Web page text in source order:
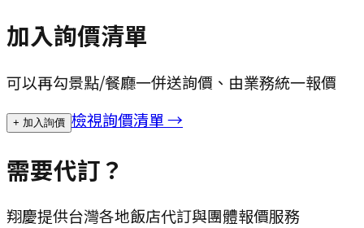
加入詢價清單
可以再勾景點/餐廳一併送詢價、由業務統一報價
+ 加入詢價 檢視詢價清單 →
需要代訂？
翔慶提供台灣各地飯店代訂與團體報價服務